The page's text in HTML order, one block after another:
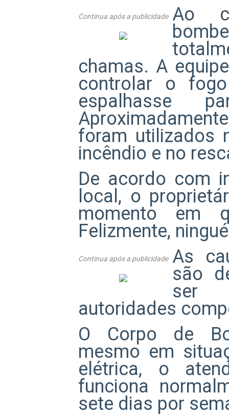
Continua após a publicidade Ao
chamas. A
controlar o
espalhasse
foram utilizados
incêndio e no
De acordo com
local, o
momento em
Felizmente,
Continua após a publicidade As
são
ser
autoridades
O Corpo de
mesmo em
elétrica, o
funciona
sete dias por